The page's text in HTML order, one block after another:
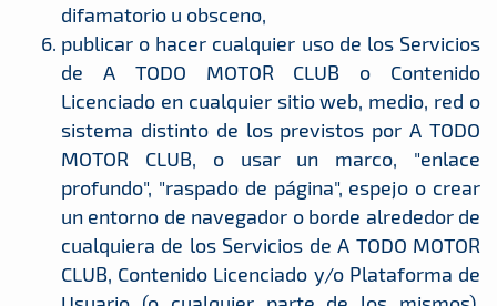
difamatorio u obsceno,
publicar o hacer cualquier uso de los Servicios
de A TODO MOTOR CLUB o Contenido
Licenciado en cualquier sitio web, medio, red o
sistema distinto de los previstos por A TODO
MOTOR CLUB, o usar un marco, "enlace
profundo", "raspado de página", espejo o crear
un entorno de navegador o borde alrededor de
cualquiera de los Servicios de A TODO MOTOR
CLUB, Contenido Licenciado y/o Plataforma de